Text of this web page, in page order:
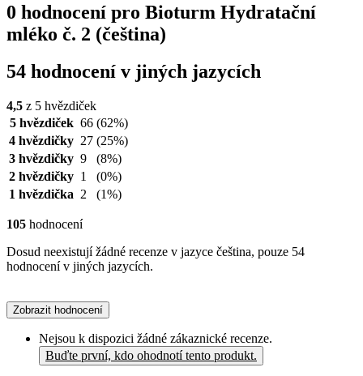
0 hodnocení pro Bioturm Hydratační
mléko č. 2 (čeština)
54 hodnocení v jiných jazycích
4,5 z 5 hvězdiček
5 hvězdiček 66 (62%)
4 hvězdičky 27 (25%)
3 hvězdičky 9
(8%)
2 hvězdičky 1
(0%)
1 hvězdička 2 (1%)
105 hodnocení
Dosud neexistují žádné recenze v jazyce čeština, pouze 54
hodnocení v jiných jazycích.
Zobrazit hodnocení
Nejsou k dispozici žádné zákaznické recenze.
Buďte první, kdo ohodnotí tento produkt.